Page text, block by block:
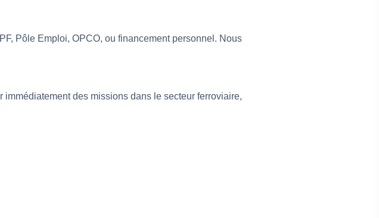
Pôle Emploi, OPCO, ou financement personnel. Nous
des missions dans le secteur ferroviaire,